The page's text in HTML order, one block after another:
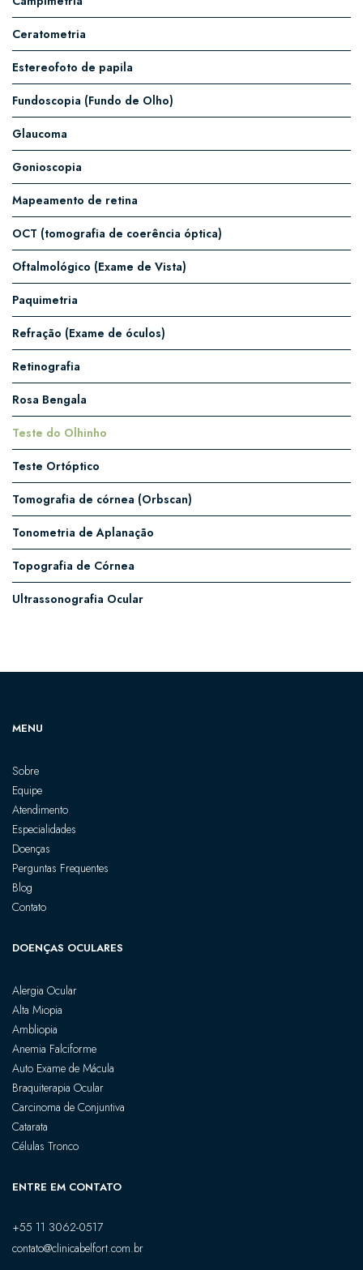
Ceratometria
Estereofoto de papila
Fundoscopia (Fundo de Olho)
Glaucoma
Gonioscopia
Mapeamento de retina
OCT (tomografia de coerência óptica)
Oftalmológico (Exame de Vista)
Paquimetria
Refração (Exame de óculos)
Retinografia
Rosa Bengala
Teste do Olhinho
Teste Ortóptico
Tomografia de córnea (Orbscan)
Tonometria de Aplanação
Topografia de Córnea
Ultrassonografia Ocular
MENU
Sobre
Equipe
Atendimento
Especialidades
Doenças
Perguntas Frequentes
Blog
Contato
DOENÇAS OCULARES
Alergia Ocular
Alta Miopia
Ambliopia
Anemia Falciforme
Auto Exame de Mácula
Braquiterapia Ocular
Carcinoma de Conjuntiva
Catarata
Células Tronco
ENTRE EM CONTATO
+55 11 3062-0517
contato@clinicabelfort.com.br